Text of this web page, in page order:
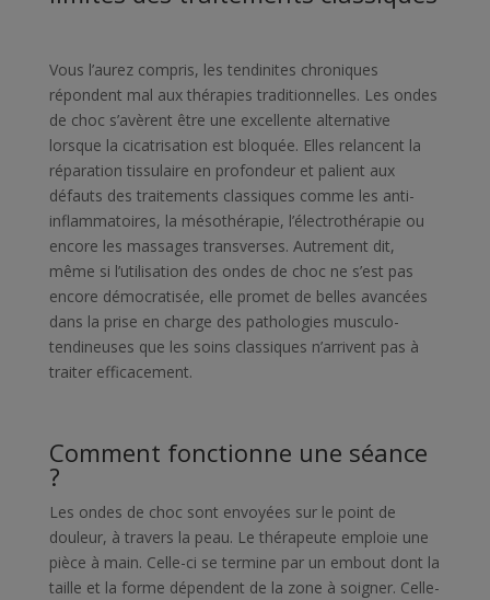
Vous l’aurez compris, les tendinites chroniques
répondent mal aux thérapies traditionnelles. Les ondes
de choc s’avèrent être une excellente alternative
lorsque la cicatrisation est bloquée. Elles relancent la
réparation tissulaire en profondeur et palient aux
défauts des traitements classiques comme les anti-
inflammatoires, la mésothérapie, l’électrothérapie ou
encore les massages transverses. Autrement dit,
même si l’utilisation des ondes de choc ne s’est pas
encore démocratisée, elle promet de belles avancées
dans la prise en charge des pathologies musculo-
tendineuses que les soins classiques n’arrivent pas à
traiter efficacement.
Comment fonctionne une séance
?
Les ondes de choc sont envoyées sur le point de
douleur, à travers la peau. Le thérapeute emploie une
pièce à main. Celle-ci se termine par un embout dont la
taille et la forme dépendent de la zone à soigner. Celle-